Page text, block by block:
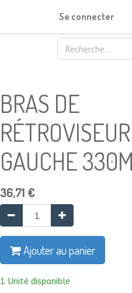
Se connecter
BRAS DE
RÉTROVISEUR
GAUCHE
36,71 €
Ajouter au panier
1 Unité disponible